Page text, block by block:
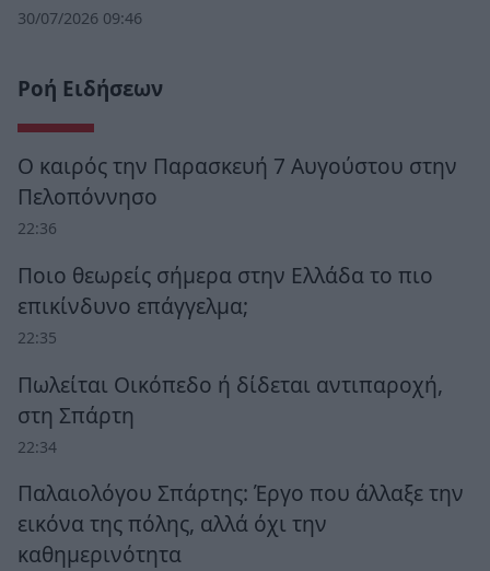
30/07/2026 09:46
Ροή Ειδήσεων
Ο καιρός την Παρασκευή 7 Αυγούστου στην
Πελοπόννησο
22:36
Ποιο θεωρείς σήμερα στην Ελλάδα το πιο
επικίνδυνο επάγγελμα;
22:35
Πωλείται Οικόπεδο ή δίδεται αντιπαροχή,
στη Σπάρτη
22:34
Παλαιολόγου Σπάρτης: Έργο που άλλαξε την
εικόνα της πόλης, αλλά όχι την
καθημερινότητα